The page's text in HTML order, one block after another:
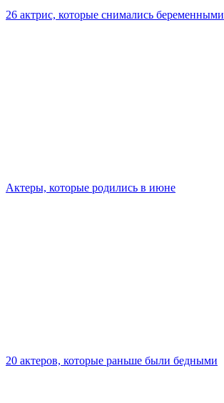
26 актрис, которые снимались беременными
Актеры, которые родились в июне
20 актеров, которые раньше были бедными